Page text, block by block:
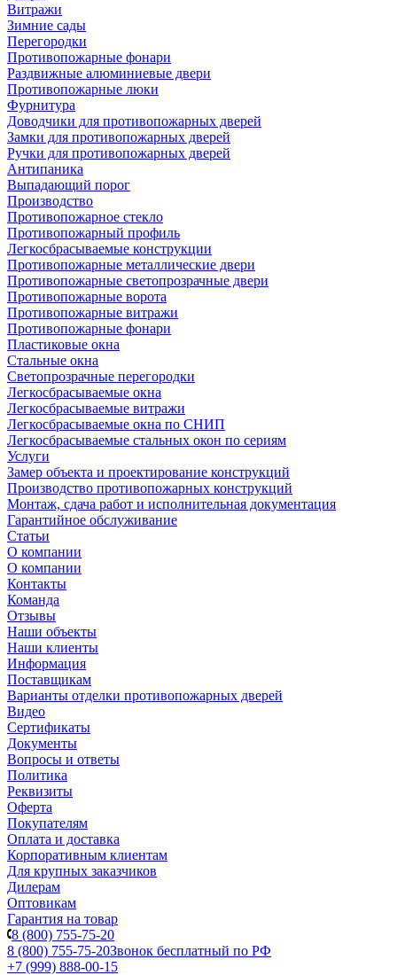
Витражи
Зимние сады
Перегородки
Противопожарные фонари
Раздвижные алюминиевые двери
Противопожарные люки
Фурнитура
Доводчики для противопожарных дверей
Замки для противопожарных дверей
Ручки для противопожарных дверей
Антипаника
Выпадающий порог
Производство
Противопожарное стекло
Противопожарный профиль
Легкосбрасываемые конструкции
Противопожарные металлические двери
Противопожарные светопрозрачные двери
Противопожарные ворота
Противопожарные витражи
Противопожарные фонари
Пластиковые окна
Стальные окна
Светопрозрачные перегородки
Легкосбрасываемые окна
Легкосбрасываемые витражи
Легкосбрасываемые окна по СНИП
Легкосбрасываемые стальных окон по сериям
Услуги
Замер объекта и проектирование конструкций
Производство противопожарных конструкций
Монтаж, сдача работ и исполнительная документация
Гарантийное обслуживание
Статьи
О компании
О компании
Контакты
Команда
Отзывы
Наши объекты
Наши клиенты
Информация
Поставщикам
Варианты отделки противопожарных дверей
Видео
Сертификаты
Документы
Вопросы и ответы
Политика
Реквизиты
Оферта
Покупателям
Оплата и доставка
Корпоративным клиентам
Для крупных заказчиков
Дилерам
Оптовикам
Гарантия на товар
8 (800) 755-75-20
8 (800) 755-75-20Звонок бесплатный по РФ
+7 (999) 888-00-15